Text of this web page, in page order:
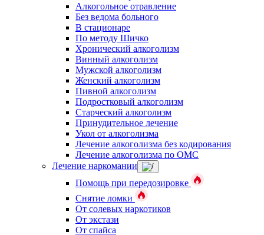
Алкогольное отравление
Без ведома больного
В стационаре
По методу Шичко
Хронический алкоголизм
Винный алкоголизм
Мужской алкоголизм
Женский алкоголизм
Пивной алкоголизм
Подростковый алкоголизм
Старческий алкоголизм
Принудительное лечение
Укол от алкоголизма
Лечение алкоголизма без кодирования
Лечение алкоголизма по ОМС
Лечение наркомании
Помощь при передозировке
Снятие ломки
От солевых наркотиков
От экстази
От спайса